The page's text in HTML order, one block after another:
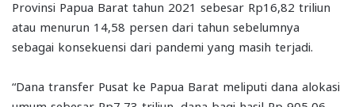
Provinsi Papua Barat tahun 2021 sebesar Rp16,82 triliun
atau menurun 14,58 persen dari tahun sebelumnya
sebagai konsekuensi dari pandemi yang masih terjadi.
“Dana transfer Pusat ke Papua Barat meliputi dana alokasi